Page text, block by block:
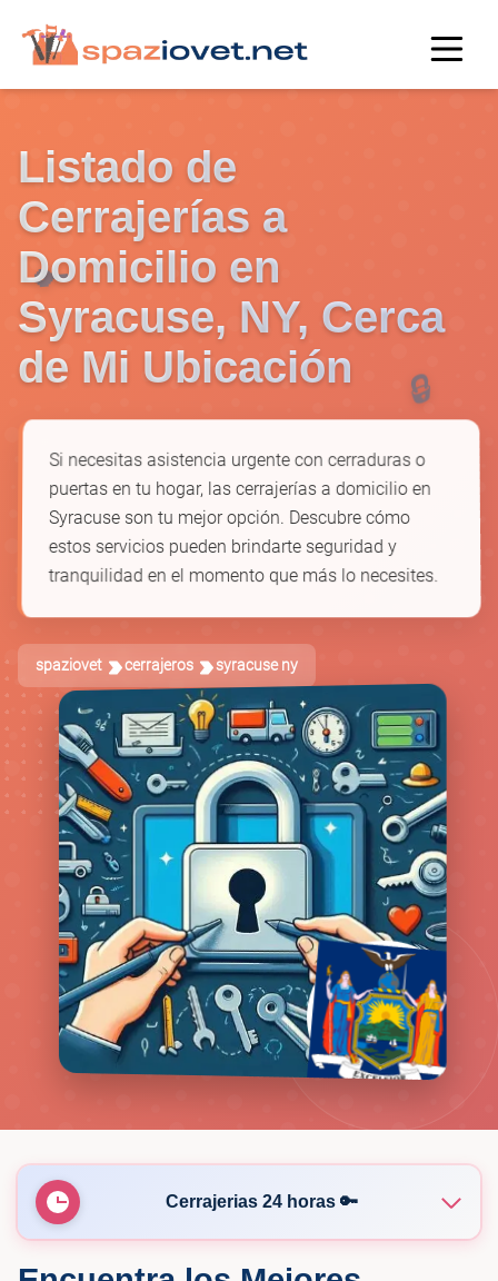
🔑
🔒
🗝️
🚪
🛡️
Listado de
Cerrajerías a
Domicilio en
Syracuse, NY, Cerca
de Mi Ubicación
Si necesitas asistencia urgente con cerraduras o
puertas en tu hogar, las cerrajerías a domicilio en
Syracuse son tu mejor opción. Descubre cómo
estos servicios pueden brindarte seguridad y
tranquilidad en el momento que más lo necesites.
spaziovet cerrajeros syracuse ny
Cerrajerias 24 horas 🔑